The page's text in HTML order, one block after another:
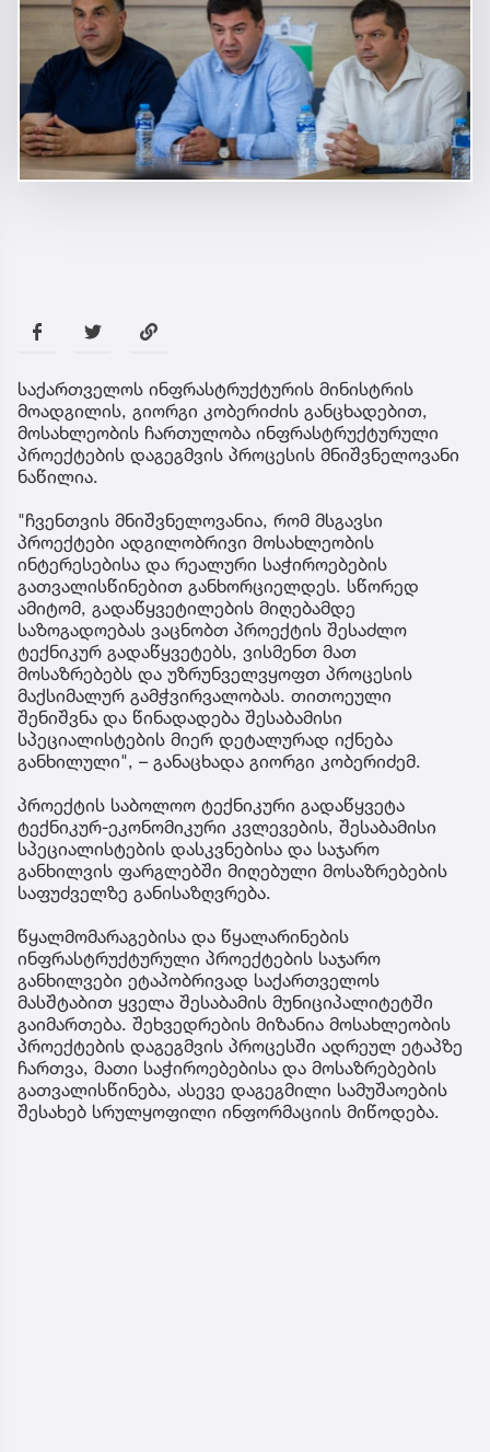
საქართველოს ინფრასტრუქტურის მინისტრის
მოადგილის, გიორგი კობერიძის განცხადებით,
მოსახლეობის ჩართულობა ინფრასტრუქტურული
პროექტების დაგეგმვის პროცესის მნიშვნელოვანი
ნაწილია.
"ჩვენთვის მნიშვნელოვანია, რომ მსგავსი
პროექტები ადგილობრივი მოსახლეობის
ინტერესებისა და რეალური საჭიროებების
გათვალისწინებით განხორციელდეს. სწორედ
ამიტომ, გადაწყვეტილების მიღებამდე
საზოგადოებას ვაცნობთ პროექტის შესაძლო
ტექნიკურ გადაწყვეტებს, ვისმენთ მათ
მოსაზრებებს და უზრუნველვყოფთ პროცესის
მაქსიმალურ გამჭვირვალობას. თითოეული
შენიშვნა და წინადადება შესაბამისი
სპეციალისტების მიერ დეტალურად იქნება
განხილული", – განაცხადა გიორგი კობერიძემ.
პროექტის საბოლოო ტექნიკური გადაწყვეტა
ტექნიკურ-ეკონომიკური კვლევების, შესაბამისი
სპეციალისტების დასკვნებისა და საჯარო
განხილვის ფარგლებში მიღებული მოსაზრებების
საფუძველზე განისაზღვრება.
წყალმომარაგებისა და წყალარინების
ინფრასტრუქტურული პროექტების საჯარო
განხილვები ეტაპობრივად საქართველოს
მასშტაბით ყველა შესაბამის მუნიციპალიტეტში
გაიმართება. შეხვედრების მიზანია მოსახლეობის
პროექტების დაგეგმვის პროცესში ადრეულ ეტაპზე
ჩართვა, მათი საჭიროებებისა და მოსაზრებების
გათვალისწინება, ასევე დაგეგმილი სამუშაოების
შესახებ სრულყოფილი ინფორმაციის მიწოდება.